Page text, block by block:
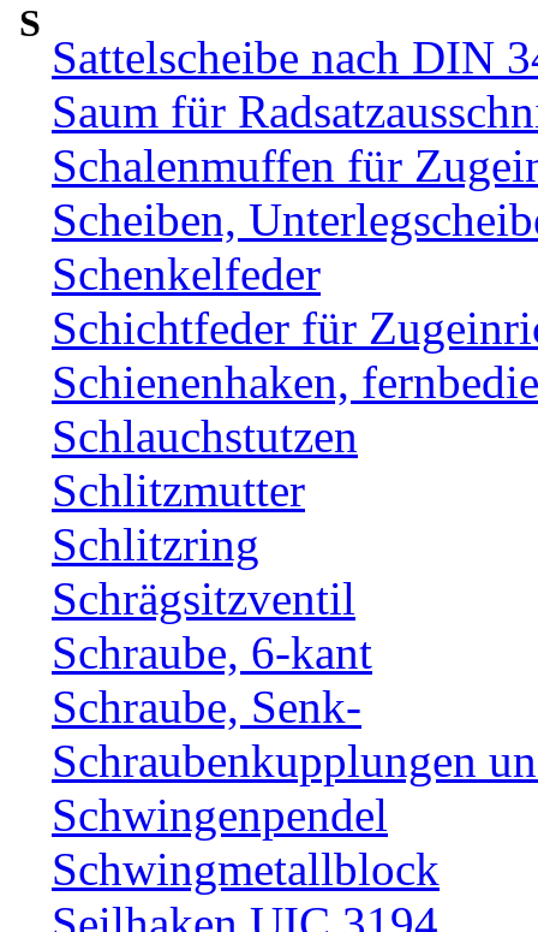
S
Sattelscheibe nach DIN
Saum für
Schalenmuffen für
Scheiben,
Schenkelfeder
Schichtfeder für
Schienenhaken,
Schlauchstutzen
Schlitzmutter
Schlitzring
Schrägsitzventil
Schraube, 6-kant
Schraube, Senk-
Schraubenkupplungen
Schwingenpendel
Schwingmetallblock